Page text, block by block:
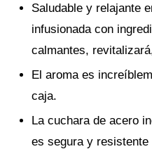
Saludable y relajante
infusionada con
calmantes,
El aroma es
caja.
La cuchara de acero
es segura y